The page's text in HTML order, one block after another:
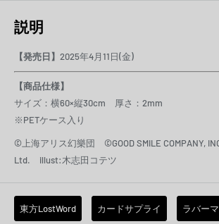
説明
【発売日】 2025年4月11日(金)
【商品仕様】
サイズ：横60×縦30cm 厚さ：2mm
※PETケース入り
©上海アリス幻樂団 ©GOOD SMILE COMPANY,
Ltd. illust:木志田コテツ
東方LostWord カードサプライ ラバー